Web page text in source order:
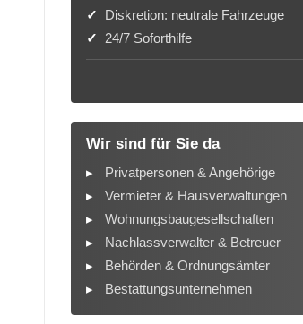
Diskretion: neutrale Fahrzeuge
24/7 Soforthilfe
Wir sind für Sie da
Privatpersonen & Angehörige
Vermieter & Hausverwaltungen
Wohnungsbaugesellschaften
Nachlassverwalter & Betreuer
Behörden & Ordnungsämter
Bestattungsunternehmen